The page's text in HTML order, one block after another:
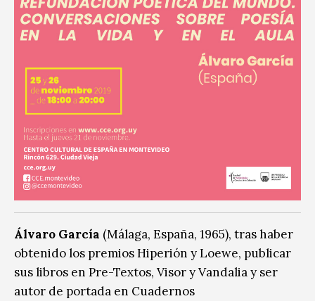
Álvaro García (Málaga, España, 1965), tras haber
obtenido los premios Hiperión y Loewe, publicar
sus libros en Pre-Textos, Visor y Vandalia y ser
autor de portada en Cuadernos